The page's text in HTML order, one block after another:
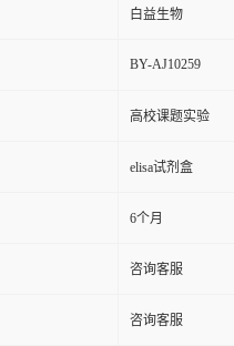
白益生物
BY-AJ10259
高校课题实验
elisa试剂盒
6个月
咨询客服
咨询客服